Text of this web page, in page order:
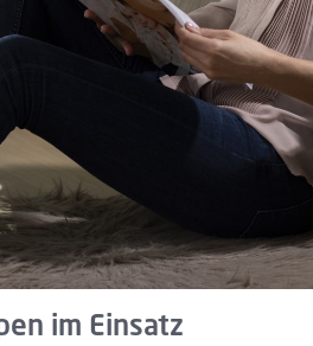
im Einsatz